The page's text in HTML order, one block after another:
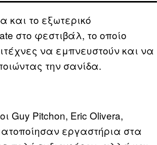
και το εξωτερικό
στο φεστιβάλ, το οποίο
να εμπνευστούν και να
την σανίδα.
Guy Pitchon, Eric Olivera,
εργαστήρια στα